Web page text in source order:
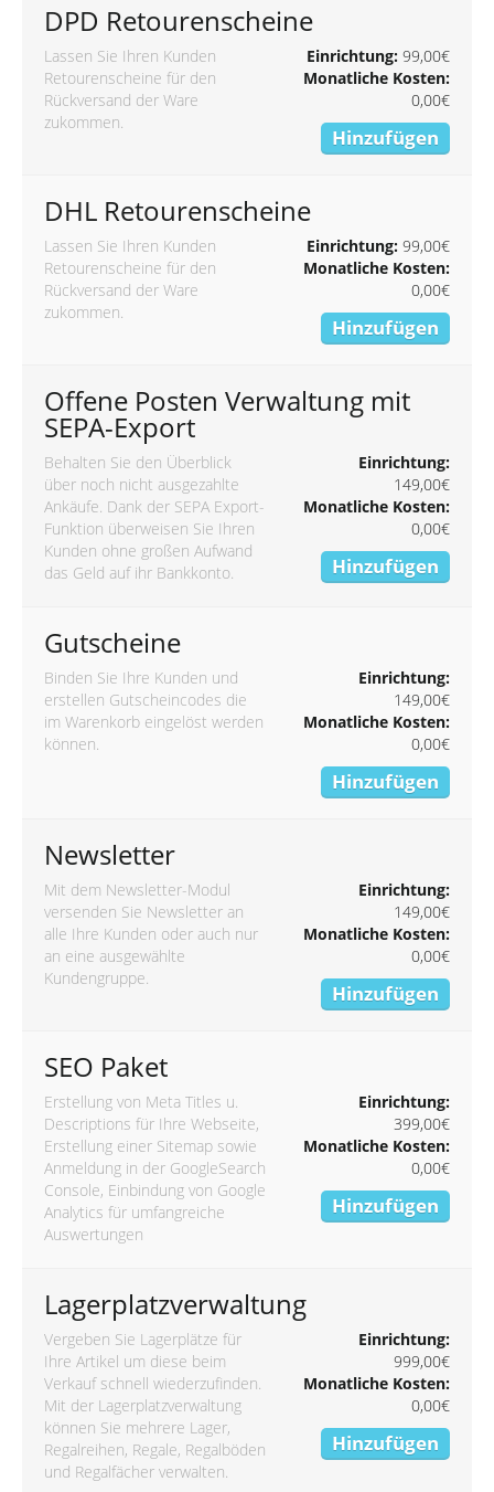
DPD Retourenscheine
Lassen Sie Ihren Kunden
Retourenscheine für den
Rückversand der Ware
zukommen.
Einrichtung:99,00€
Monatliche Kosten:
0,00€
Hinzufügen
DHL Retourenscheine
Lassen Sie Ihren Kunden
Retourenscheine für den
Rückversand der Ware
zukommen.
Einrichtung:99,00€
Monatliche Kosten:
0,00€
Hinzufügen
Offene Posten Verwaltung mit
SEPA-Export
Behalten Sie den Überblick
über noch nicht ausgezahlte
Ankäufe. Dank der SEPA Export-
Funktion überweisen Sie Ihren
Kunden ohne großen Aufwand
das Geld auf ihr Bankkonto.
Einrichtung:
149,00€
Monatliche Kosten:
0,00€
Hinzufügen
Gutscheine
Binden Sie Ihre Kunden und
erstellen Gutscheincodes die
im Warenkorb eingelöst werden
können.
Einrichtung:
149,00€
Monatliche Kosten:
0,00€
Hinzufügen
Newsletter
Mit dem Newsletter-Modul
versenden Sie Newsletter an
alle Ihre Kunden oder auch nur
an eine ausgewählte
Kundengruppe.
Einrichtung:
149,00€
Monatliche Kosten:
0,00€
Hinzufügen
SEO Paket
Erstellung von Meta Titles u.
Descriptions für Ihre Webseite,
Erstellung einer Sitemap sowie
Anmeldung in der GoogleSearch
Console, Einbindung von Google
Analytics für umfangreiche
Auswertungen
Einrichtung:
399,00€
Monatliche Kosten:
0,00€
Hinzufügen
Lagerplatzverwaltung
Vergeben Sie Lagerplätze für
Ihre Artikel um diese beim
Verkauf schnell wiederzufinden.
Mit der Lagerplatzverwaltung
können Sie mehrere Lager,
Regalreihen, Regale, Regalböden
und Regalfächer verwalten.
Einrichtung:
999,00€
Monatliche Kosten:
0,00€
Hinzufügen